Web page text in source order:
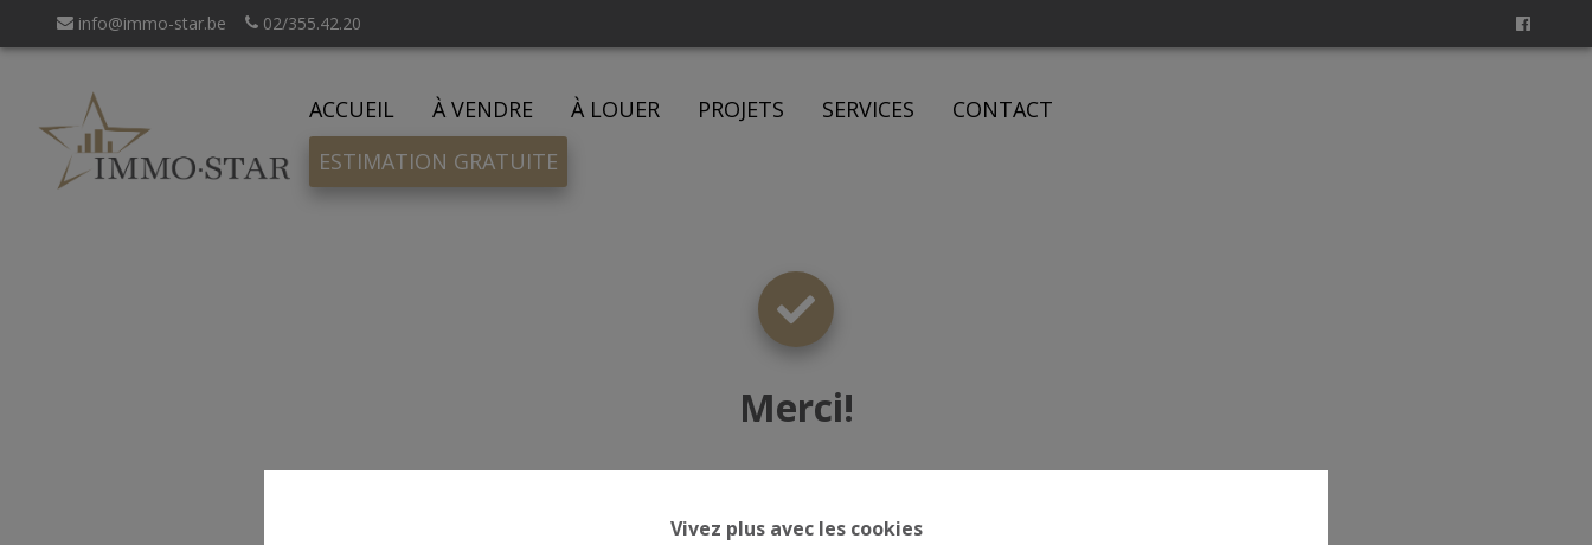
Vivez plus avec les cookies
info@immo-star.be 02/355.42.20
ACCUEIL À VENDRE À LOUER PROJETS SERVICES
CONTACT
ESTIMATION GRATUITE
Merci!
Retour à la page précédente Retour à la page d'accueil